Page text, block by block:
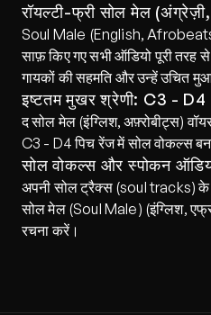
रॉयल्टी-फ्री सोल मेल
Soul Male (English,
साफ़ किए गए सभी ऑडियो पूरी तरह
गायकों की सहमति और उन्हें उचित
इष्टतम मुखर श्रेणी: C3 - D4
द सोल मेल (इंग्लिश, अफ़्रोबीट्स)
C3 - D4 पिच रेंज में सोल वोकल्स
सोल वोकल्स और स्पोकन
अपनी सोल ट्रैक्स (soul tracks) के
सोल मेल (Soul Male) (इंग्लिश,
रचना करें।